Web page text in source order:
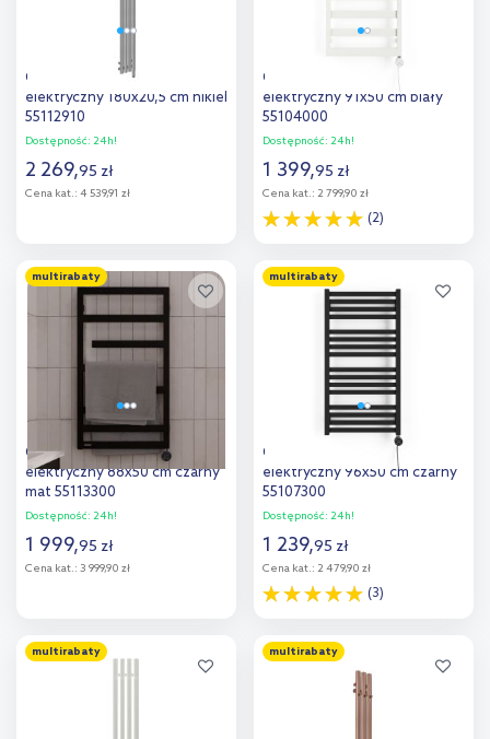
Oltens Stang (e) grzejnik
elektryczny 180x20,5 cm nikiel
55112910
Dostępność: 24h!
2 269,95 zł
Cena kat.: 4 539,91 zł
Dodaj do
porównania
Oltens Benk (e) grzejnik
elektryczny 91x50 cm biały
55104000
Dostępność: 24h!
1 399,95 zł
Cena kat.: 2 799,90 zł
(2)
Dodaj do
porównania
multirabaty
Oltens Flamma (e) grzejnik
elektryczny 88x50 cm czarny
mat 55113300
Dostępność: 24h!
1 999,95 zł
Cena kat.: 3 999,90 zł
Dodaj do
multirabaty
Oltens Vanlig (e) grzejnik
elektryczny 96x50 cm czarny
55107300
Dostępność: 24h!
1 239,95 zł
Cena kat.: 2 479,90 zł
(3)
Dodaj do
porównania
multirabaty multirabaty